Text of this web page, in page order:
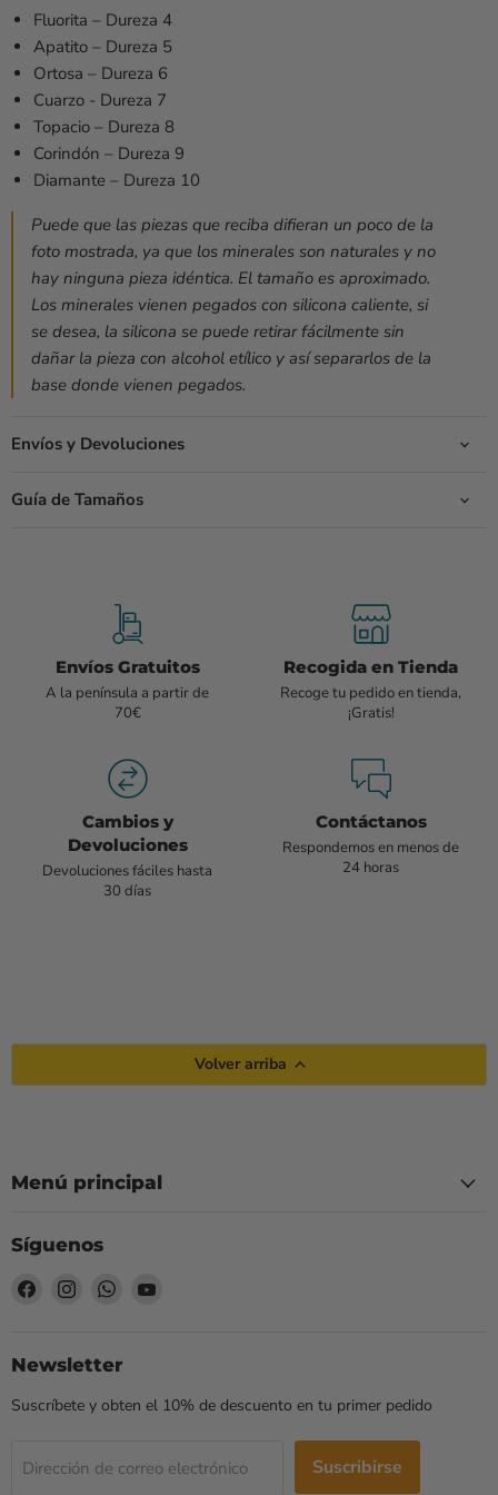
Fluorita – Dureza 4
Apatito – Dureza 5
Ortosa – Dureza 6
Cuarzo - Dureza 7
Topacio – Dureza 8
Corindón – Dureza 9
Diamante – Dureza 10
Puede que las piezas que reciba difieran un poco de la
foto mostrada, ya que los minerales son naturales y no
hay ninguna pieza idéntica. El tamaño es aproximado.
Los minerales vienen pegados con silicona caliente, si
se desea, la silicona se puede retirar fácilmente sin
dañar la pieza con alcohol etílico y así separarlos de la
base donde vienen pegados.
Envíos y Devoluciones
Guía de Tamaños
Envíos Gratuitos
A la península a partir de
70€
Recogida en Tienda
Recoge tu pedido en tienda,
¡Gratis!
Cambios y
Devoluciones
Devoluciones fáciles hasta
30 días
Contáctanos
Respondemos en menos de
24 horas
Volver arriba
Menú principal
Síguenos
EncuéntrenosEncuéntrenosEncuéntrenos
Newsletter
Suscríbete y obten el 10% de descuento en tu primer pedido
Dirección de correo electrónico Suscribirse